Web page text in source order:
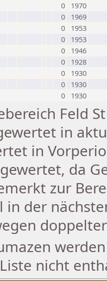
0
1970
0
1969
0
1953
0
1953
0
1946
0
1928
0
1930
0
1930
0 1930
Feld
in
in
da
zur
in der
nicht